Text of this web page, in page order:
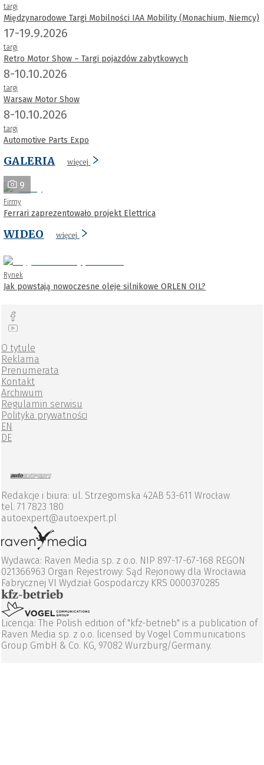
targi
Międzynarodowe Targi Mobilności IAA Mobility (Monachium, Niemcy)
17-19.9.2026
targi
Retro Motor Show – Targi pojazdów zabytkowych
8-10.10.2026
targi
Warsaw Motor Show
8-10.10.2026
targi
Automotive Parts Expo
GALERIA więcej
9
Firmy
Ferrari zaprezentowało projekt Elettrica
WIDEO więcej
Rynek
Jak powstają nowoczesne oleje silnikowe ORLEN OIL?
O tytule
Reklama
Prenumerata
Kontakt
Archiwum
Regulamin serwisu
Polityka prywatności
EN
DE
Redakcje i biura: ul. Strzegomska 42AB 53-611 Wrocław
tel. 71 7823 180
autoexpert@autoexpert.pl
Wydawca: Raven Media sp. z o.o. NIP 897-17-67-168 REGON
021366963 Organ Rejestrowy: Sąd Rejonowy dla Wrocławia
Fabrycznej VI Wydział Gospodarczy KRS 0000370285
Licencja: The Polish edition of "kfz-betrieb" is a publication of
Raven Media sp. z o.o. licensed by Vogel Communications
Group GmbH & Co. KG, 97082 Wurzburg/Germany.